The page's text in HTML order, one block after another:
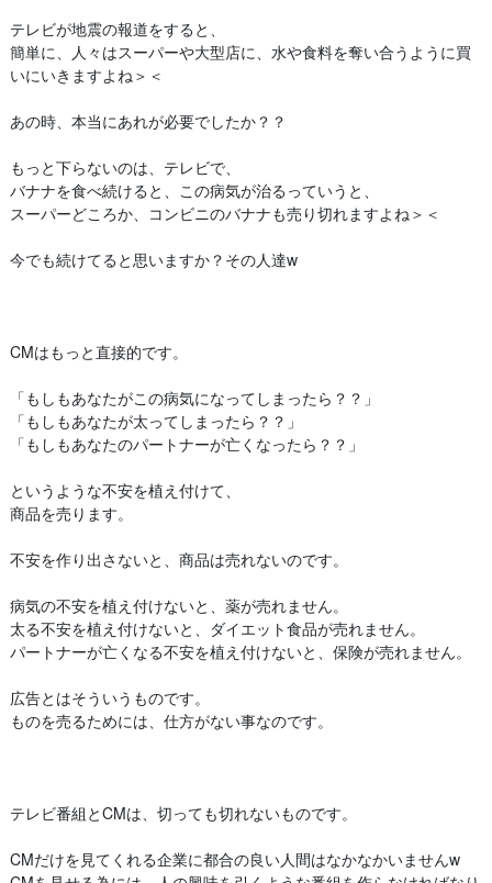
テレビが地震の報道をすると、
簡単に、人々はスーパーや大型店に、水や食料を奪い合うように買
いにいきますよね＞＜
あの時、本当にあれが必要でしたか？？
もっと下らないのは、テレビで、
バナナを食べ続けると、この病気が治るっていうと、
スーパーどころか、コンビニのバナナも売り切れますよね＞＜
今でも続けてると思いますか？その人達w
CMはもっと直接的です。
「もしもあなたがこの病気になってしまったら？？」
「もしもあなたが太ってしまったら？？」
「もしもあなたのパートナーが亡くなったら？？」
というような不安を植え付けて、
商品を売ります。
不安を作り出さないと、商品は売れないのです。
病気の不安を植え付けないと、薬が売れません。
太る不安を植え付けないと、ダイエット食品が売れません。
パートナーが亡くなる不安を植え付けないと、保険が売れません。
広告とはそういうものです。
ものを売るためには、仕方がない事なのです。
テレビ番組とCMは、切っても切れないものです。
CMだけを見てくれる企業に都合の良い人間はなかなかいませんw